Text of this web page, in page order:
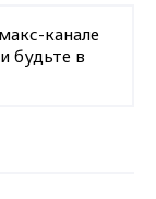
канале
будьте в